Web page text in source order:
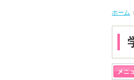
ホーム